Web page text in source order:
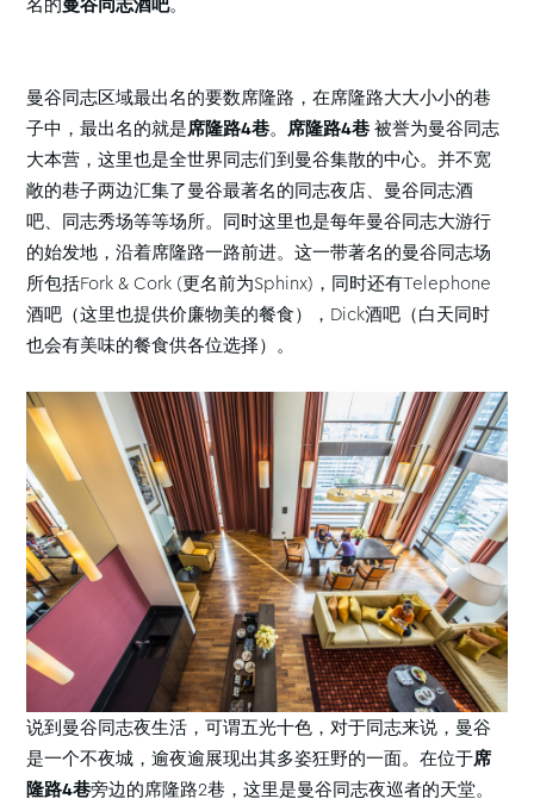
曼谷同志区域最出名的要数席隆路，在席隆路大大小小的巷
子中，最出名的就是席隆路4巷。席隆路4巷被誉为曼谷同志
大本营，这里也是全世界同志们到曼谷集散的中心。并不宽
敞的巷子两边汇集了曼谷最著名的同志夜店、曼谷同志酒
吧、同志秀场等等场所。同时这里也是每年曼谷同志大游行
的始发地，沿着席隆路一路前进。这一带著名的曼谷同志场
所包括Fork & Cork (更名前为Sphinx)，同时还有Telephone
酒吧（这里也提供价廉物美的餐食），Dick酒吧（白天同时
也会有美味的餐食供各位选择）。
说到曼谷同志夜生活，可谓五光十色，对于同志来说，曼谷
是一个不夜城，逾夜逾展现出其多姿狂野的一面。在位于席
隆路4巷旁边的席隆路2巷，这里是曼谷同志夜巡者的天堂。